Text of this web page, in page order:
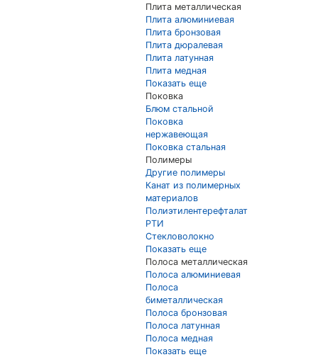
Плита металлическая
Плита алюминиевая
Плита бронзовая
Плита дюралевая
Плита латунная
Плита медная
Показать еще
Поковка
Блюм стальной
Поковка
нержавеющая
Поковка стальная
Полимеры
Другие полимеры
Канат из полимерных
материалов
Полиэтилентерефталат
РТИ
Стекловолокно
Показать еще
Полоса металлическая
Полоса алюминиевая
Полоса
биметаллическая
Полоса бронзовая
Полоса латунная
Полоса медная
Показать еще